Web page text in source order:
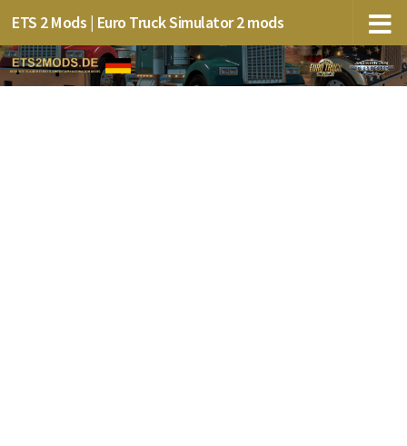
ETS 2 Mods | Euro Truck Simulator 2 mods